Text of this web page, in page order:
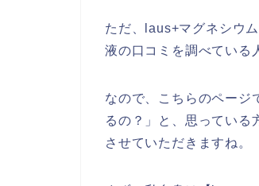
ただ、laus+マグネシウ
液の口コミを調べている
なので、こちらのページ
るの？」と、思っている
させていただきますね。